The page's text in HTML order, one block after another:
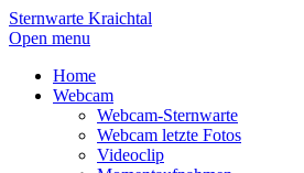
Sternwarte Kraichtal
Open menu
Home
Webcam
Webcam-Sternwarte
Webcam letzte Fotos
Videoclip